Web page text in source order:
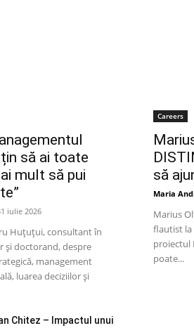
să ai toate
mult să pui
iulie 2026
Huțuțui, consultant în
și doctorand, despre
management
luarea deciziilor și
Careers
să
Maria
Marius
flautist la
proiectul
poate...
Chitez – Impactul unui